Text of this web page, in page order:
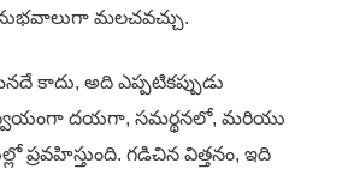
మలచవచ్చు.
కాదు, అది ఎప్పటికప్పుడు
స్వయంగా దయగా, సమర్థనలో, మరియు
ప్రవహిస్తుంది. గడిచిన విత్తనం, ఇది